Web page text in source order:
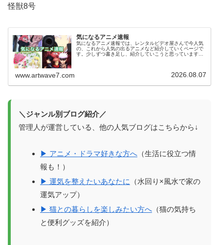
怪獣8号
気になるアニメ速報
気になるアニメ速報では、レンタルビデオ屋さんで今人気
の、これから人気の出るアニメなど紹介していくページで
す。少しずつ書き足し、紹介していこうと思っています。
www.artwave7.com 2026.08.07
＼ジャンル別ブログ紹介／
管理人が運営している、他の人気ブログはこちらから↓
▶ アニメ・ドラマ好きな方へ （生活に役立つ情
報も！）
▶ 運気を整えたいあなたに
（水回り×風水で家の
運気アップ）
▶ 猫との暮らしを楽しみたい方へ （猫の気持ち
と便利グッズを紹介）